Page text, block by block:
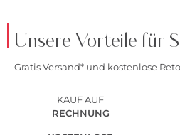
Unsere Vorteile für
Gratis Versand* und kostenlose
KAUF AUF
RECHNUNG